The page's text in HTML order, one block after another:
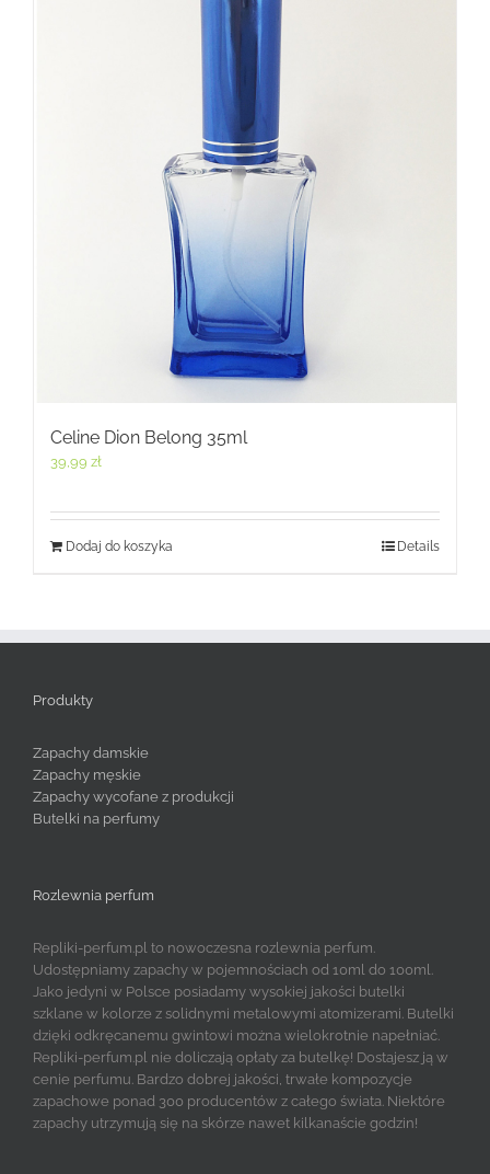
Celine Dion Belong 35ml
39,99 zł
Dodaj do koszyka Details
Produkty
Zapachy damskie
Zapachy męskie
Zapachy wycofane z produkcji
Butelki na perfumy
Rozlewnia perfum
Repliki-perfum.pl to nowoczesna rozlewnia perfum.
Udostępniamy zapachy w pojemnościach od 10ml do 100ml.
Jako jedyni w Polsce posiadamy wysokiej jakości butelki
szklane w kolorze z solidnymi metalowymi atomizerami. Butelki
dzięki odkręcanemu gwintowi można wielokrotnie napełniać.
Repliki-perfum.pl nie doliczają opłaty za butelkę! Dostajesz ją w
cenie perfumu. Bardzo dobrej jakości, trwałe kompozycje
zapachowe ponad 300 producentów z całego świata. Niektóre
zapachy utrzymują się na skórze nawet kilkanaście godzin!